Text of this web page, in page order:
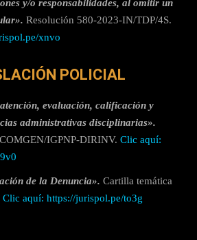
y/o responsabilidades, al omitir un
Resolución 580-2023-IN/TDP/4S.
xnvo
POLICIAL
evaluación, calificación y
administrativas disciplinarias».
IGPNP-DIRINV. Clic aquí:
de la Denuncia». Cartilla temática
Clic aquí: https://jurispol.pe/to3g